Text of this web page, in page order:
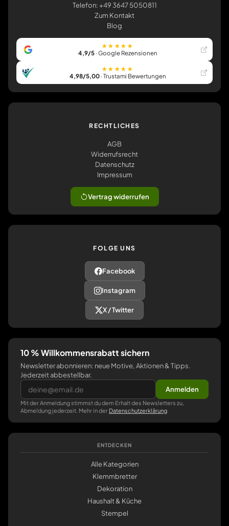
Telefon: +49 3647 5050811
Zum Kontakt
Blog
★★★★★
4,9/5· Google Rezensionen
★★★★★
4,98/5,00· Trustami Bewertungen
RECHTLICHES
AGB
Widerrufsrecht
Datenschutz
Impressum
Vertrag widerrufen
FOLGE UNS
Facebook
Instagram
X / Twitter
10 % Willkommensrabatt sichern
Newsletter abonnieren: neue Motive, Aktionen & Tipps.
Jederzeit abbestellbar.
Anmelden
Mit der Anmeldung stimmst du dem Erhalt des Newsletters zu,
Abmeldung jederzeit. Mehr in der Datenschutzerklärung
ENTDECKEN
Alle Kategorien
Klemmbretter
Dekoration
Haushalt & Küche
Stempel